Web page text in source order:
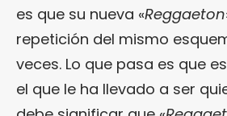
es que su nueva «Reggaeton
repetición del mismo
veces. Lo que pasa es que
el que le ha llevado a ser